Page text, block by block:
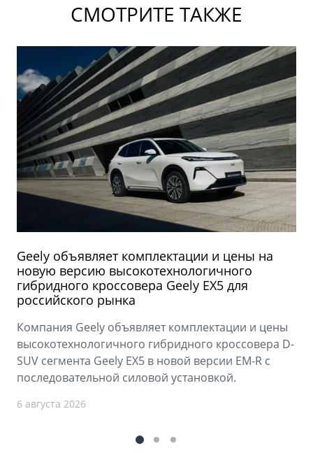
СМОТРИТЕ ТАКЖЕ
Geely объявляет комплектации и цены на
новую версию высокотехнологичного
гибридного кроссовера Geely EX5 для
российского рынка
Компания Geely объявляет комплектации и цены
высокотехнологичного гибридного кроссовера D-
SUV сегмента Geely EX5 в новой версии EM-R с
последовательной силовой установкой.
6 августа 2026